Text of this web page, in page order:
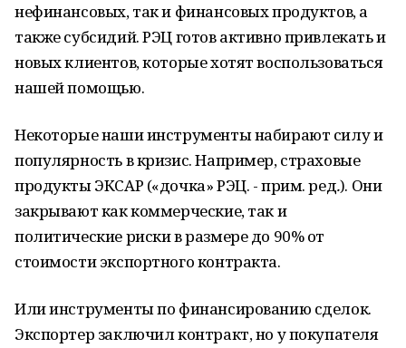
нефинансовых, так и финансовых продуктов, а
также субсидий. РЭЦ готов активно привлекать и
новых клиентов, которые хотят воспользоваться
нашей помощью.
Некоторые наши инструменты набирают силу и
популярность в кризис. Например, страховые
продукты ЭКСАР («дочка» РЭЦ. - прим. ред.). Они
закрывают как коммерческие, так и
политические риски в размере до 90% от
стоимости экспортного контракта.
Или инструменты по финансированию сделок.
Экспортер заключил контракт, но у покупателя